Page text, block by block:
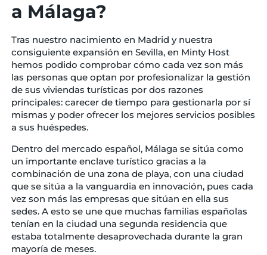
a Málaga?
Tras nuestro nacimiento en Madrid y nuestra
consiguiente expansión en Sevilla, en Minty Host
hemos podido comprobar cómo cada vez son más
las personas que optan por profesionalizar la gestión
de sus viviendas turísticas por dos razones
principales: carecer de tiempo para gestionarla por sí
mismas y poder ofrecer los mejores servicios posibles
a sus huéspedes.
Dentro del mercado español, Málaga se sitúa como
un importante enclave turístico gracias a la
combinación de una zona de playa, con una ciudad
que se sitúa a la vanguardia en innovación, pues cada
vez son más las empresas que sitúan en ella sus
sedes. A esto se une que muchas familias españolas
tenían en la ciudad una segunda residencia que
estaba totalmente desaprovechada durante la gran
mayoría de meses.